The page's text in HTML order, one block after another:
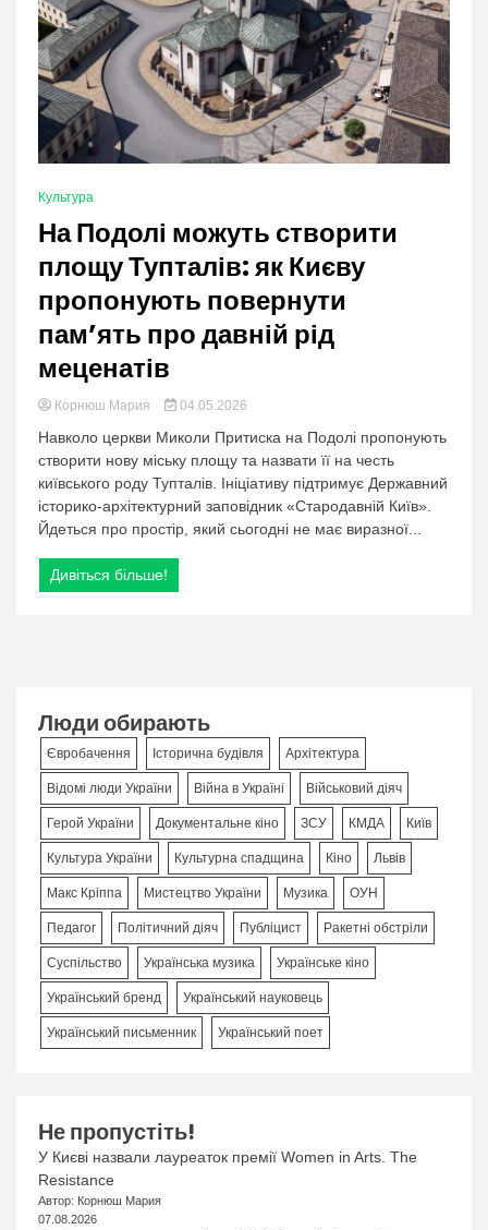
Культура
На Подолі можуть створити
площу Тупталів: як Києву
пропонують повернути
пам’ять про давній рід
меценатів
Корнюш Мария 04.05.2026
Навколо церкви Миколи Притиска на Подолі пропонують
створити нову міську площу та назвати її на честь
київського роду Тупталів. Ініціативу підтримує Державний
історико-архітектурний заповідник «Стародавній Київ».
Йдеться про простір, який сьогодні не має виразної...
Дивіться більше!
Люди обирають
Євробачення Історична будівля Архітектура
Відомі люди України Війна в Україні Військовий діяч
Герой України Документальне кіно ЗСУ КМДА Київ
Культура України Культурна спадщина Кіно Львів
Макс Кріппа Мистецтво України Музика ОУН
Педагог Політичний діяч Публіцист Ракетні обстріли
Суспільство Українська музика Українське кіно
Український бренд Український науковець
Український письменник Український поет
Не пропустіть!
У Києві назвали лауреаток премії Women in Arts. The
Resistance
Автор: Корнюш Мария
07.08.2026